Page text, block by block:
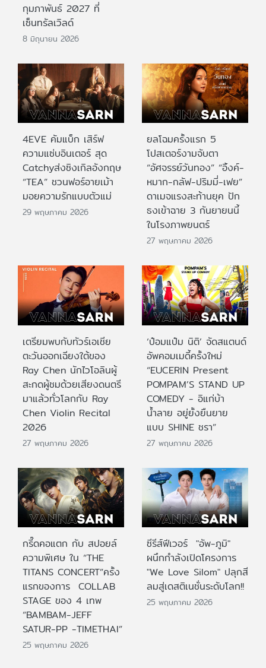
กุมภาพันธ์ 2027 ที่
เซ็นทรัลเวิลด์
8 มิถุนายน 2026
4EVE คัมแบ็ก เสิร์ฟ
ความแซ่บอินเตอร์ สุด
Catchyส่งซิงเกิลอังกฤษ
“TEA” ชวนฟอร์อายเม้า
มอยความรักแบบตัวแม่
29 พฤษภาคม 2026
ยลโฉมครั้งแรก 5
โปสเตอร์งามจับตา
“อัศจรรย์วันทอง” “อิ้งค์-
หมาก-กลัฟ-ปริมมี่-เฟย”
ดาเมจแรงสะท้านยุค ปัก
ธงเข้าฉาย 3 กันยายนนี้
ในโรงภาพยนตร์
27 พฤษภาคม 2026
เตรียมพบกับทัวร์เอเชีย
ตะวันออกเฉียงใต้ของ
Ray Chen นักไวโอลินผู้
สะกดผู้ชมด้วยเสียงดนตรี
มาแล้วทั่วโลกกับ Ray
Chen Violin Recital
2026
27 พฤษภาคม 2026
‘ป๋อมแป๋ม นิติ’ จัดสแตนด์
อัพคอมเมดี้ครั้งใหม่
“EUCERIN Present
POMPAM’S STAND UP
COMEDY - อิแก่บ้า
น้ำลาย อยู่ยั้งยืนยาย
แบบ SHINE ชรา”
27 พฤษภาคม 2026
กรี๊ดคอแตก กับ สปอยล์
ความพิเศษ ใน “THE
TITANS CONCERT”ครั้ง
แรกของการ COLLAB
STAGE ของ 4 เทพ
“BAMBAM-JEFF
SATUR-PP -TIMETHAI”
25 พฤษภาคม 2026
ซีรีส์ฟีเวอร์ "อัพ-ภูมิ"
ผนึกกำลังเปิดโครงการ
"We Love Silom" ปลุกสี
ลมสู่เดสติเนชั่นระดับโลก!!
25 พฤษภาคม 2026